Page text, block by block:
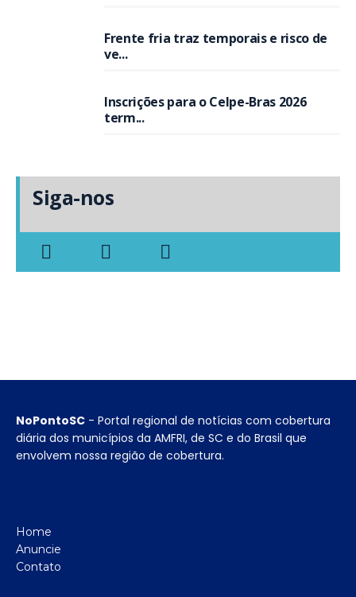
Frente fria traz temporais e risco de
ve...
Inscrições para o Celpe-Bras 2026
term...
Siga-nos
NoPontoSC - Portal regional de notícias com cobertura
diária dos municípios da AMFRI, de SC e do Brasil que
envolvem nossa região de cobertura.
Home
Anuncie
Contato